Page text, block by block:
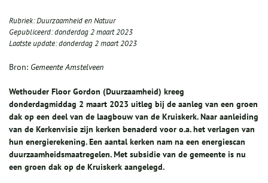
Rubriek:Duurzaamheid en Natuur
Gepubliceerd:donderdag 2 maart 2023
Laatste update:donderdag 2 maart 2023
Bron: Gemeente Amstelveen
Wethouder Floor Gordon (Duurzaamheid) kreeg
donderdagmiddag 2 maart 2023 uitleg bij de aanleg van een groen
dak op een deel van de laagbouw van de Kruiskerk.Naar aanleiding
van de Kerkenvisie zijn kerken benaderd voor o.a. het verlagen van
hun energierekening. Een aantal kerken nam na een energiescan
duurzaamheidsmaatregelen. Met subsidie van de gemeente is nu
een groen dak op de Kruiskerk aangelegd.